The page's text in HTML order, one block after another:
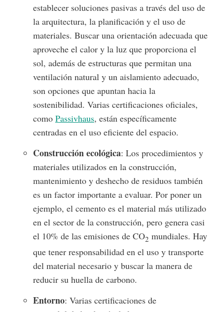
establecer soluciones pasivas a través del uso de
la arquitectura, la planificación y el uso de
materiales. Buscar una orientación adecuada que
aproveche el calor y la luz que proporciona el
sol, además de estructuras que permitan una
ventilación natural y un aislamiento adecuado,
son opciones que apuntan hacia la
sostenibilidad. Varias certificaciones oficiales,
como Passivhaus, están específicamente
centradas en el uso eficiente del espacio.
Construcción ecológica: Los procedimientos y
materiales utilizados en la construcción,
mantenimiento y deshecho de residuos también
es un factor importante a evaluar. Por poner un
ejemplo, el cemento es el material más utilizado
en el sector de la construcción, pero genera casi
el 10% de las emisiones de CO2 mundiales. Hay
que tener responsabilidad en el uso y transporte
del material necesario y buscar la manera de
reducir su huella de carbono.
Entorno: Varias certificaciones de